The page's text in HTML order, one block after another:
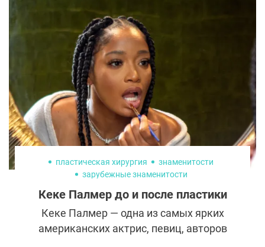
костюмы и интригующий сюжет.
Восточные актрисы-красавицы
обзавелись армией поклонников. Не стала
исключением и Демет Оздемир, чья
популярность пока только растет. Зрители
обсуждают ее актерский талант, личную
жизнь и, конечно, внешность. От
внимательных поклонников не
ускользнуло, что за несколько лет Демет
Оздемир сильно изменилась.
пластическая хирургия
знаменитости
зарубежные знаменитости
Кеке Палмер до и после пластики
Кеке Палмер — одна из самых ярких
американских актрис, певиц, авторов